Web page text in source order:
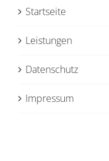
Startseite
Leistungen
Datenschutz
Impressum